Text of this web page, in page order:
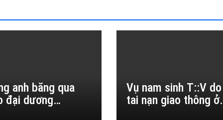
anh băng qua
đại dương…
Vụ nam sinh T::V do
tai nạn giao thông ở